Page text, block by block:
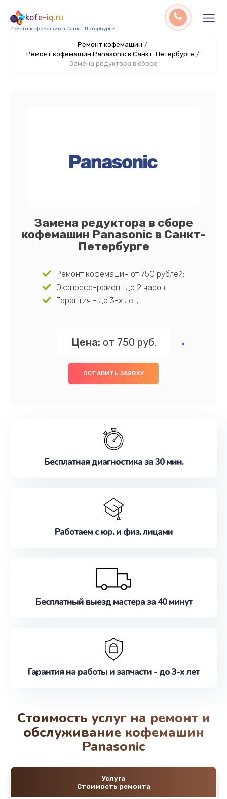
kofe-iq.ru
Ремонт кофемашин в Санкт-Петербурге
Ремонт кофемашин /
Ремонт кофемашин Panasonic в Санкт-Петербурге /
Замена редуктора в сборе
Замена редуктора в сборе
кофемашин Panasonic в Санкт-
Петербурге
Ремонт кофемашин от 750 рублей;
Экспресс-ремонт до 2 часов;
Гарантия - до 3-х лет;
Цена: от 750 руб.
ОСТАВИТЬ ЗАЯВКУ
Бесплатная диагностика за 30 мин.
Работаем с юр. и физ. лицами
Бесплатный выезд мастера за 40 минут
Гарантия на работы и запчасти - до 3-х лет
Стоимость услуг на ремонт и
обслуживание кофемашин
Panasonic
Услуга
Стоимость ремонта